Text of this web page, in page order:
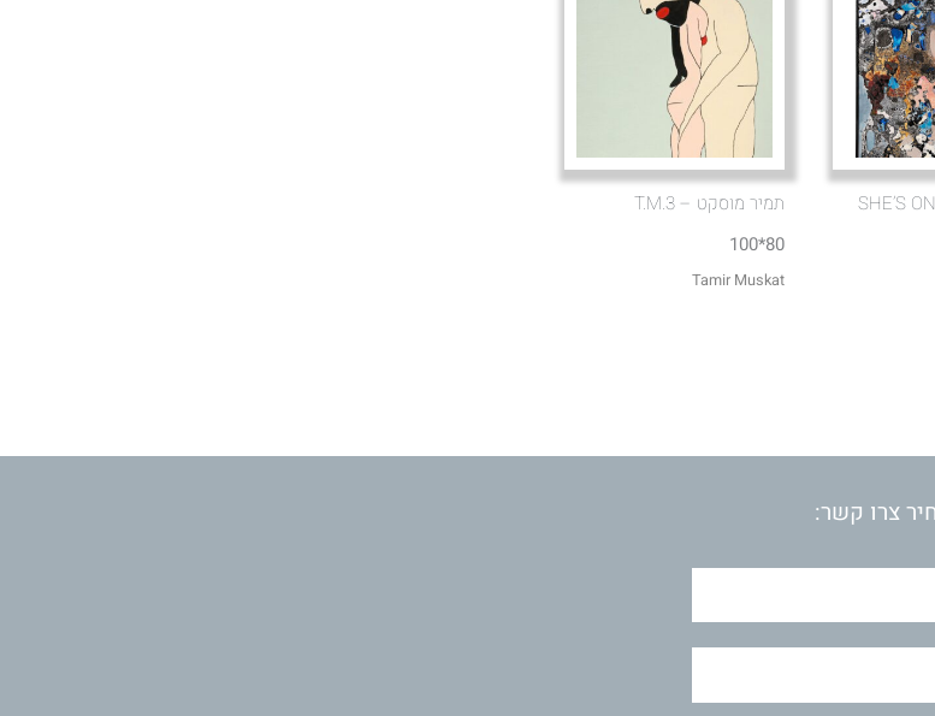
שולמית קופף – SHE’S ON
תמיר מוסקט – T.M.3
80*100
Tamir Muskat
צרו קשר: